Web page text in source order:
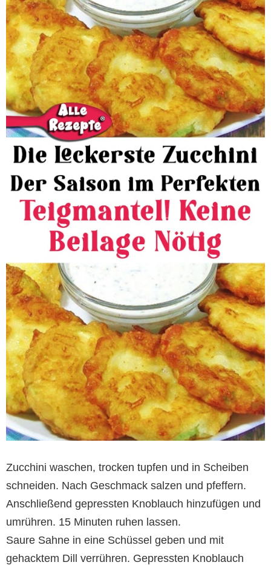
Zucchini waschen, trocken tupfen und in Scheiben
schneiden. Nach Geschmack salzen und pfeffern.
Anschließend gepressten Knoblauch hinzufügen und
umrühren. 15 Minuten ruhen lassen.
Saure Sahne in eine Schüssel geben und mit
gehacktem Dill verrühren. Gepressten Knoblauch